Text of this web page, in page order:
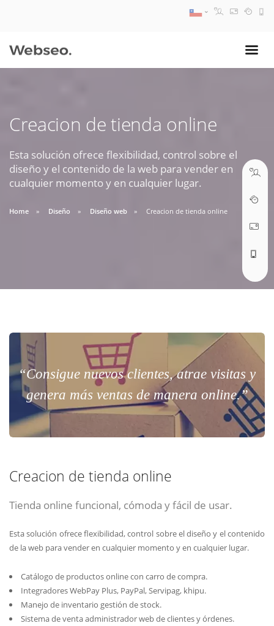
Creacion de tienda online
Esta solución ofrece flexibilidad, control sobre el
diseño y el contenido de la web para vender en
cualquier momento y en cualquier lugar.
Home Diseño Diseño web Creacion de tienda online
“Consigue nuevos clientes, atrae visitas y
genera más ventas de manera online.”
Creacion de tienda online
Tienda online funcional, cómoda y fácil de usar.
Esta solución ofrece flexibilidad, control sobre el diseño y el contenido
de la web para vender en cualquier momento y en cualquier lugar.
Catálogo de productos online con carro de compra.
Integradores WebPay Plus, PayPal, Servipag, khipu.
Manejo de inventario gestión de stock.
Sistema de venta administrador web de clientes y órdenes.
09:30 AM A 18:30 PM
soporte@webseo.cl
ABRIR TICKET